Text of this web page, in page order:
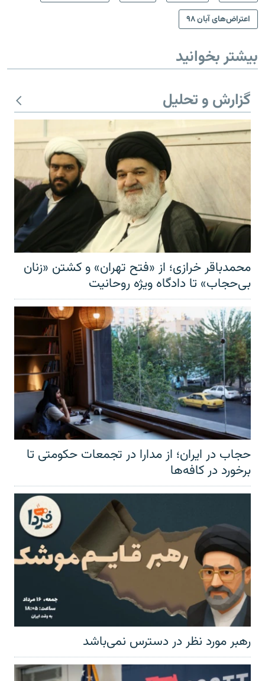
اعتراض‌های آبان ۹۸
بیشتر بخوانید
گزارش و تحلیل
محمدباقر خرازی؛ از «فتح تهران» و کشتن «زنان
بی‌حجاب» تا دادگاه ویژه روحانیت
حجاب در ایران؛ از مدارا در تجمعات حکومتی تا
برخورد در کافه‌ها
رهبر مورد نظر در دسترس نمی‌باشد